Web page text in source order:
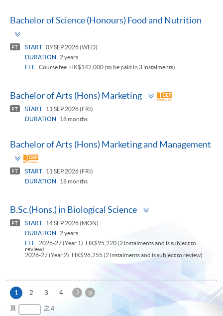
Bachelor of Science (Honours) Food and Nutrition
PT START 09 SEP 2026 (WED)
DURATION
2 years
FEE Course fee: HK$142,000 (to be paid in 3 instalments)
Bachelor of Arts (Hons) Marketing
Toggle
panel
PT START
11 SEP 2026 (FRI)
DURATION
18 months
Bachelor of Arts (Hons) Marketing and Management
Toggle
panel
PT START
11 SEP 2026 (FRI)
DURATION
18 months
B.Sc.(Hons.) in Biological Science
PT START
14 SEP 2026 (MON)
DURATION
2 years
FEE
2026-27 (Year 1): HK$95,220 (2 instalments and is subject to
review)
2026-27 (Year 2): HK$96,255 (2 instalments and is subject to review)
1 本
頁
2 3 4
下
頁 之 4